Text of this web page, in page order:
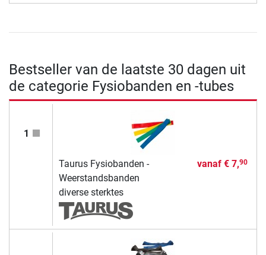
Bestseller van de laatste 30 dagen uit
de categorie Fysiobanden en -tubes
1
Taurus Fysiobanden -
Weerstandsbanden
diverse sterktes
vanaf € 7,90